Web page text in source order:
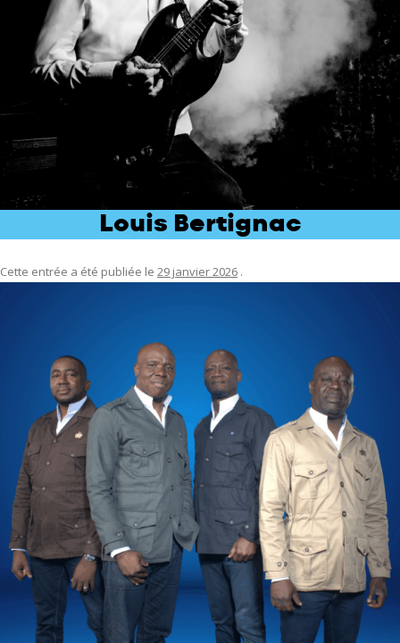
Louis Bertignac
Cette entrée a été publiée le 29 janvier 2026 .